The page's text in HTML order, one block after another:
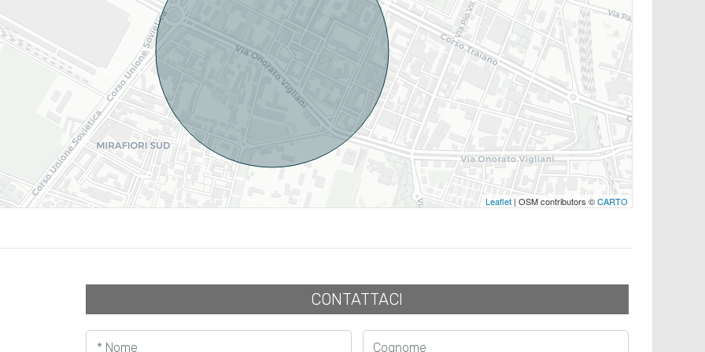
Leaflet| OSM contributors ©CARTO
CONTATTACI
* Nome Cognome